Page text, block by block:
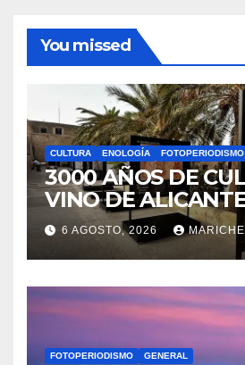
You missed
CULTURA ENOLOGÍA FOTOPERIODISMO
3000 AÑOS DE
VINO DE
RENACEN EN EL
DE SANTA
6 AGOSTO, 2026
FOTOPERIODISMO GENERAL